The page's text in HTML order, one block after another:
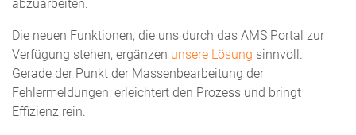
abzuarbeiten.
Die neuen Funktionen, die uns durch das AMS Portal zur
Verfügung stehen, ergänzen unsere Lösung sinnvoll.
Gerade der Punkt der Massenbearbeitung der
Fehlermeldungen, erleichtert den Prozess und bringt
Effizienz rein.